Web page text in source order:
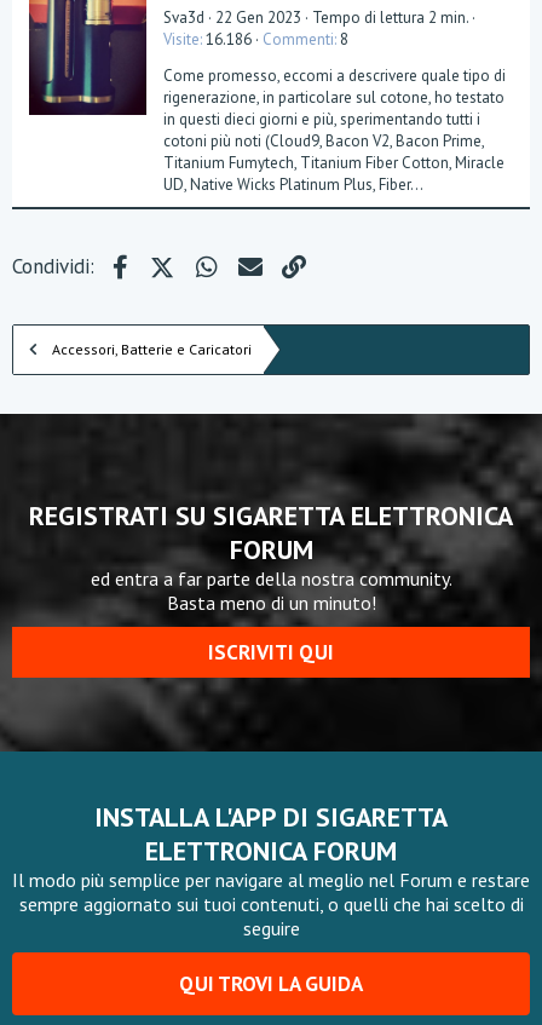
Sva3d 22 Gen 2023
Tempo di lettura 2 min.
Visite 16.186 Commenti 8
Come promesso, eccomi a descrivere quale tipo di
rigenerazione, in particolare sul cotone, ho testato
in questi dieci giorni e più, sperimentando tutti i
cotoni più noti (Cloud9, Bacon V2, Bacon Prime,
Titanium Fumytech, Titanium Fiber Cotton, Miracle
UD, Native Wicks Platinum Plus, Fiber...
Condividi: FacebookX (Twitter)WhatsApp
e-mail
Accessori, Batterie e Caricatori
REGISTRATI SU SIGARETTA ELETTRONICA
FORUM
ed entra a far parte della nostra community.
Basta meno di un minuto!
ISCRIVITI QUI
INSTALLA L'APP DI SIGARETTA
ELETTRONICA FORUM
Il modo più semplice per navigare al meglio nel Forum e restare
sempre aggiornato sui tuoi contenuti, o quelli che hai scelto di
seguire
QUI TROVI LA GUIDA